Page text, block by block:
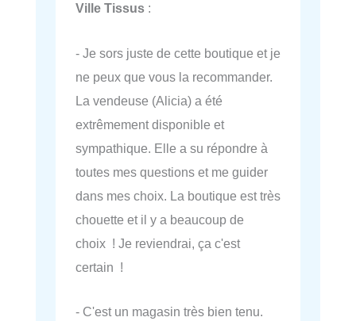
Ville Tissus :
- Je sors juste de cette boutique et je
ne peux que vous la recommander.
La vendeuse (Alicia) a été
extrêmement disponible et
sympathique. Elle a su répondre à
toutes mes questions et me guider
dans mes choix. La boutique est très
chouette et il y a beaucoup de
choix ! Je reviendrai, ça c'est
certain !
- C'est un magasin très bien tenu.